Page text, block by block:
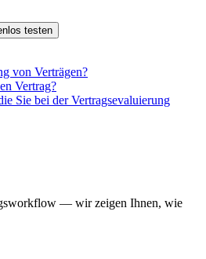
testen
von Verträgen?
Vertrag?
Sie bei der Vertragsevaluierung
— wir zeigen Ihnen, wie